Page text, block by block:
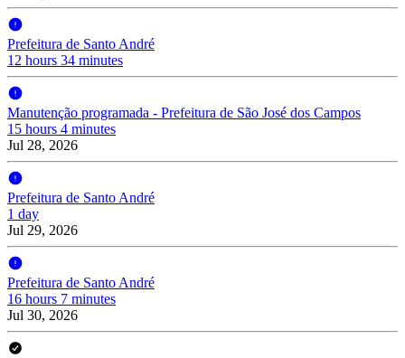
Prefeitura de Santo André
12 hours 34 minutes
Manutenção programada - Prefeitura de São José dos Campos
15 hours 4 minutes
Jul 28, 2026
Prefeitura de Santo André
1 day
Jul 29, 2026
Prefeitura de Santo André
16 hours 7 minutes
Jul 30, 2026